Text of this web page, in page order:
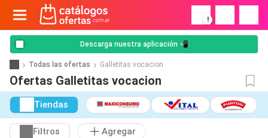
!
Descarga nuestra aplicación 📲
Todas las ofertas Galletitas vocacion
Ofertas Galletitas vocacion
Tiendas
Filtros
Agregar